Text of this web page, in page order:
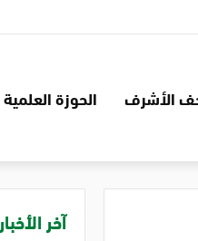
الأشرف الحوزة العلمية
آخر الأخبار